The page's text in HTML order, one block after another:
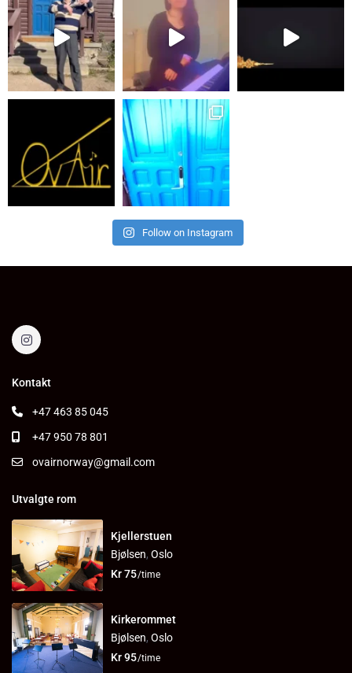
Follow on Instagram
Kontakt
+47 463 85 045
+47 950 78 801
ovairnorway@gmail.com
Utvalgte rom
Kjellerstuen
Bjølsen, Oslo
Kr 75/time
Kirkerommet
Bjølsen, Oslo
Kr 95/time